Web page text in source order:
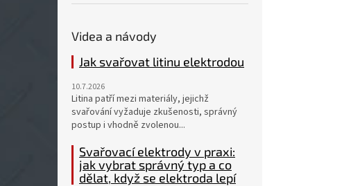
Videa a návody
Jak svařovat litinu elektrodou
10.7.2026
Litina patří mezi materiály, jejichž
svařování vyžaduje zkušenosti, správný
postup i vhodně zvolenou...
Svařovací elektrody v praxi:
jak vybrat správný typ a co
dělat, když se elektroda lepí